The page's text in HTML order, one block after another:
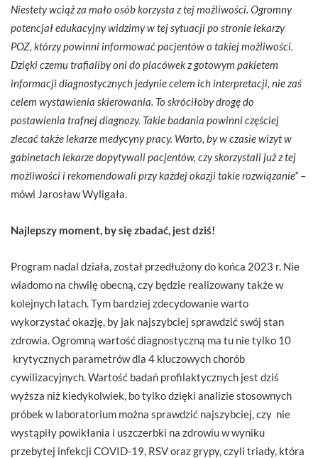
Niestety wciąż za mało osób korzysta z tej możliwości. Ogromny
potencjał edukacyjny widzimy w tej sytuacji po stronie lekarzy
POZ, którzy powinni informować pacjentów o takiej możliwości.
Dzięki czemu trafialiby oni do placówek z gotowym pakietem
informacji diagnostycznych jedynie celem ich interpretacji, nie zaś
celem wystawienia skierowania. To skróciłoby drogę do
postawienia trafnej diagnozy. Takie badania powinni częściej
zlecać także lekarze medycyny pracy. Warto, by w czasie wizyt w
gabinetach lekarze dopytywali pacjentów, czy skorzystali już z tej
możliwości i rekomendowali przy każdej okazji takie rozwiązanie”–
mówi Jarosław Wyligała.
Najlepszy moment, by się zbadać, jest dziś!
Program nadal działa, został przedłużony do końca 2023 r. Nie
wiadomo na chwilę obecną, czy będzie realizowany także w
kolejnych latach. Tym bardziej zdecydowanie warto
wykorzystać okazję, by jak najszybciej sprawdzić swój stan
zdrowia. Ogromną wartość diagnostyczną ma tu nie tylko 10
krytycznych parametrów dla 4 kluczowych chorób
cywilizacyjnych. Wartość badań profilaktycznych jest dziś
wyższa niż kiedykolwiek, bo tylko dzięki analizie stosownych
próbek w laboratorium można sprawdzić najszybciej, czy nie
wystąpiły powikłania i uszczerbki na zdrowiu w wyniku
przebytej infekcji COVID-19, RSV oraz grypy, czyli triady, która